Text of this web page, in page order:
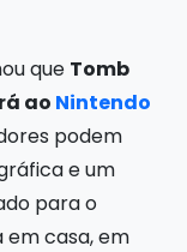
que Tomb
ao Nintendo
podem
e um
para o
em casa, em